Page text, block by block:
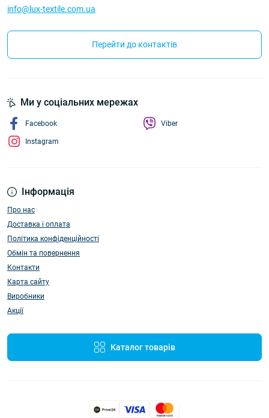
info@lux-textile.com.ua
Перейти до контактів
Інформація
Про нас
Доставка і оплата
Політика конфіденційності
Обмін та повернення
Контакти
Карта сайту
Виробники
Акції
Каталог товарів
Ми у соціальних мережах
Facebook
Instagram
Viber